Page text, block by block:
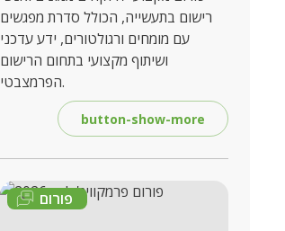
רישום בתעשייה, הכולל סדרת מפגשים
עם מומחים ורגולטורים, ידע עדכני
ושיתוף מקצועי בתחום הרישום
הפרמצבטי.
button-show-more
פורום